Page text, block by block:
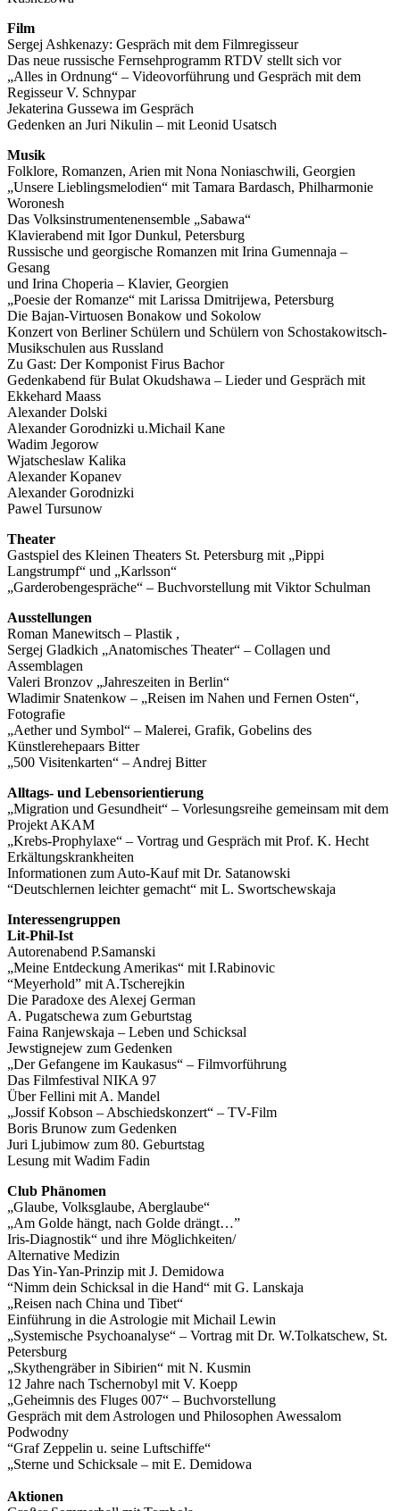
Film
Sergej Ashkenazy: Gespräch mit dem Filmregisseur
Das neue russische Fernsehprogramm RTDV stellt sich vor
„Alles in Ordnung“ – Videovorführung und Gespräch mit dem
Regisseur V. Schnypar
Jekaterina Gussewa im Gespräch
Gedenken an Juri Nikulin – mit Leonid Usatsch
Musik
Folklore, Romanzen, Arien mit Nona Noniaschwili, Georgien
„Unsere Lieblingsmelodien“ mit Tamara Bardasch, Philharmonie
Woronesh
Das Volksinstrumentenensemble „Sabawa“
Klavierabend mit Igor Dunkul, Petersburg
Russische und georgische Romanzen mit Irina Gumennaja –
Gesang
und Irina Choperia – Klavier, Georgien
„Poesie der Romanze“ mit Larissa Dmitrijewa, Petersburg
Die Bajan-Virtuosen Bonakow und Sokolow
Konzert von Berliner Schülern und Schülern von Schostakowitsch-
Musikschulen aus Russland
Zu Gast: Der Komponist Firus Bachor
Gedenkabend für Bulat Okudshawa – Lieder und Gespräch mit
Ekkehard Maass
Alexander Dolski
Alexander Gorodnizki u.Michail Kane
Wadim Jegorow
Wjatscheslaw Kalika
Alexander Kopanev
Alexander Gorodnizki
Pawel Tursunow
Theater
Gastspiel des Kleinen Theaters St. Petersburg mit „Pippi
Langstrumpf“ und „Karlsson“
„Garderobengespräche“ – Buchvorstellung mit Viktor Schulman
Ausstellungen
Roman Manewitsch – Plastik ,
Sergej Gladkich „Anatomisches Theater“ – Collagen und
Assemblagen
Valeri Bronzov „Jahreszeiten in Berlin“
Wladimir Snatenkow – „Reisen im Nahen und Fernen Osten“,
Fotografie
„Aether und Symbol“ – Malerei, Grafik, Gobelins des
Künstlerehepaars Bitter
„500 Visitenkarten“ – Andrej Bitter
Alltags- und Lebensorientierung
„Migration und Gesundheit“ – Vorlesungsreihe gemeinsam mit dem
Projekt AKAM
„Krebs-Prophylaxe“ – Vortrag und Gespräch mit Prof. K. Hecht
Erkältungskrankheiten
Informationen zum Auto-Kauf mit Dr. Satanowski
“Deutschlernen leichter gemacht“ mit L. Swortschewskaja
Interessengruppen
Lit-Phil-Ist
Autorenabend P.Samanski
„Meine Entdeckung Amerikas“ mit I.Rabinovic
“Meyerhold” mit A.Tscherejkin
Die Paradoxe des Alexej German
A. Pugatschewa zum Geburtstag
Faina Ranjewskaja – Leben und Schicksal
Jewstignejew zum Gedenken
„Der Gefangene im Kaukasus“ – Filmvorführung
Das Filmfestival NIKA 97
Über Fellini mit A. Mandel
„Jossif Kobson – Abschiedskonzert“ – TV-Film
Boris Brunow zum Gedenken
Juri Ljubimow zum 80. Geburtstag
Lesung mit Wadim Fadin
Club Phänomen
„Glaube, Volksglaube, Aberglaube“
„Am Golde hängt, nach Golde drängt…”
Iris-Diagnostik“ und ihre Möglichkeiten/
Alternative Medizin
Das Yin-Yan-Prinzip mit J. Demidowa
“Nimm dein Schicksal in die Hand“ mit G. Lanskaja
„Reisen nach China und Tibet“
Einführung in die Astrologie mit Michail Lewin
„Systemische Psychoanalyse“ – Vortrag mit Dr. W.Tolkatschew, St.
Petersburg
„Skythengräber in Sibirien“ mit N. Kusmin
12 Jahre nach Tschernobyl mit V. Koepp
„Geheimnis des Fluges 007“ – Buchvorstellung
Gespräch mit dem Astrologen und Philosophen Awessalom
Podwodny
“Graf Zeppelin u. seine Luftschiffe“
„Sterne und Schicksale – mit E. Demidowa
Aktionen